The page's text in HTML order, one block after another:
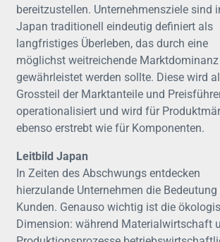
bereitzustellen. Unternehmensziele sind
Japan traditionell eindeutig definiert als
langfristiges Überleben, das durch eine
möglichst weitreichende Marktdominanz
gewährleistet werden sollte. Diese wird
Grossteil der Marktanteile und
operationalisiert und wird für
ebenso erstrebt wie für Komponenten.
Leitbild Japan
In Zeiten des Abschwungs entdecken
hierzulande Unternehmen die Bedeutung
Kunden. Genauso wichtig ist die
Dimension: während Materialwirtschaft